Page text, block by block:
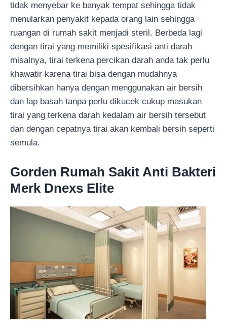
tidak menyebar ke banyak tempat sehingga tidak
menularkan penyakit kepada orang lain sehingga
ruangan di rumah sakit menjadi steril. Berbeda lagi
dengan tirai yang memiliki spesifikasi anti darah
misalnya, tirai terkena percikan darah anda tak perlu
khawatir karena tirai bisa dengan mudahnya
dibersihkan hanya dengan menggunakan air bersih
dan lap basah tanpa perlu dikucek cukup masukan
tirai yang terkena darah kedalam air bersih tersebut
dan dengan cepatnya tirai akan kembali bersih seperti
semula.
Gorden Rumah Sakit Anti Bakteri
Merk Dnexs Elite